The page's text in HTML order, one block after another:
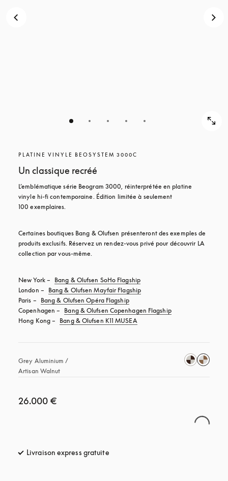
PLATINE VINYLE BEOSYSTEM 3000C
Un classique recréé
L’emblématique série Beogram 3000, réinterprétée en platine
vinyle hi-fi contemporaine. Édition limitée à seulement
100 exemplaires.
Certaines boutiques Bang & Olufsen présenteront des exemples de
produits exclusifs. Réservez un rendez-vous privé pour découvrir LA
collection par vous-même.
New York –
Bang & Olufsen SoHo Flagship
London –
Bang & Olufsen Mayfair Flagship
Paris –
Bang & Olufsen Opéra Flagship
Copenhagen –
Bang & Olufsen Copenhagen Flagship
Hong Kong –
Bang & Olufsen K11 MUSEA
Grey Aluminium /
Artisan Walnut
26.000 €
Livraison express gratuite